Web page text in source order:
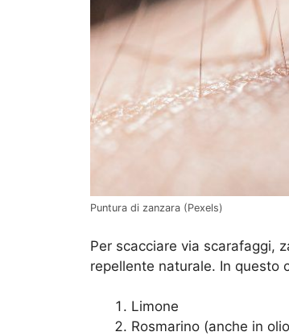
Puntura di zanzara (Pexels)
Per scacciare via scarafaggi,
repellente naturale. In questo
Limone
Rosmarino (anche in